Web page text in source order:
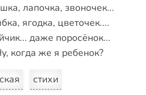
лапочка, звоночек...
ягодка, цветочек....
даже поросёнок...
когда же я ребенок?
стихи